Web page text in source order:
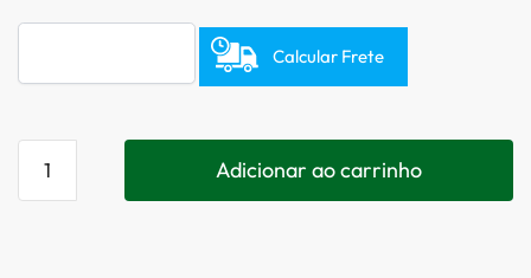
Calcular Frete
Adicionar ao carrinho